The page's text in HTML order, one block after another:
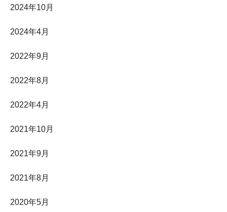
2024年10月
2024年4月
2022年9月
2022年8月
2022年4月
2021年10月
2021年9月
2021年8月
2020年5月